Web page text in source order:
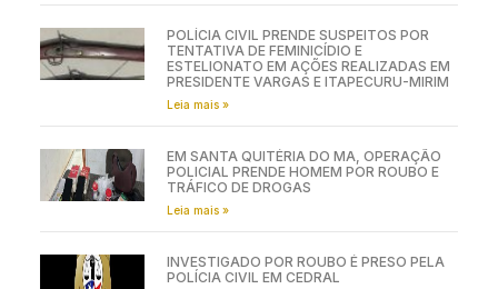
POLÍCIA CIVIL PRENDE SUSPEITOS POR
TENTATIVA DE FEMINICÍDIO E
ESTELIONATO EM AÇÕES REALIZADAS EM
PRESIDENTE VARGAS E ITAPECURU-MIRIM
Leia mais »
EM SANTA QUITÉRIA DO MA, OPERAÇÃO
POLICIAL PRENDE HOMEM POR ROUBO E
TRÁFICO DE DROGAS
Leia mais »
INVESTIGADO POR ROUBO É PRESO PELA
POLÍCIA CIVIL EM CEDRAL